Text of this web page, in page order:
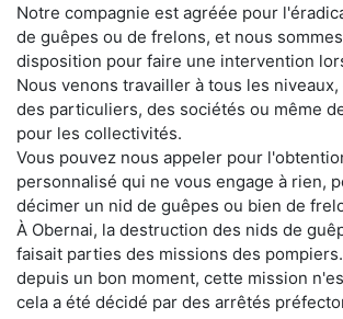
Notre compagnie est agréée pour
de guêpes ou de frelons, et nous
disposition pour faire une intervention
Nous venons travailler à tous les
des particuliers, des sociétés ou même
pour les collectivités.
Vous pouvez nous appeler pour
personnalisé qui ne vous engage à rien,
décimer un nid de guêpes ou bien de
À Obernai, la destruction des nids de
faisait parties des missions des
depuis un bon moment, cette mission
cela a été décidé par des arrêtés